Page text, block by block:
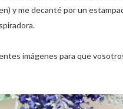
y me decanté por un
imágenes para que